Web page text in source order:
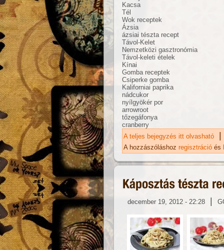
Kacsa
Tél
Wok receptek
Ázsia
ázsiai tészta recept
Távol-Kelet
Nemzetközi gasztronómia
Távol-keleti ételek
Kínai
Gomba receptek
Csiperke gomba
Kaliforniai paprika
nádcukor
nyílgyökér por
arrowroot
tőzegáfonya
cranberry
A teljes bejegyzés itt olvasható
|
A hozzászóláshoz regisztráció és
december 19, 2012 - 22:28 |